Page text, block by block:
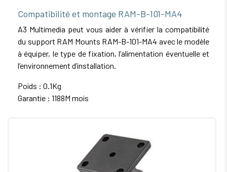
Compatibilité et montage RAM-B-101-MA4
A3 Multimedia peut vous aider à vérifier la compatibilité
du support RAM Mounts RAM-B-101-MA4 avec le modèle
à équiper, le type de fixation, l’alimentation éventuelle et
l’environnement d’installation.
Poids : 0.1Kg
Garantie : 1188M mois